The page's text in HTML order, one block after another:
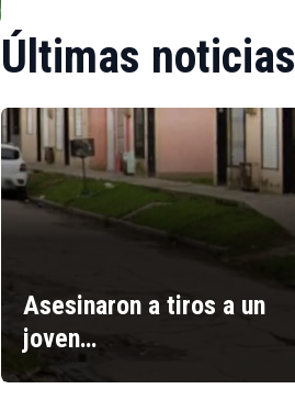
Últimas noticias
Asesinaron a tiros a un
joven…